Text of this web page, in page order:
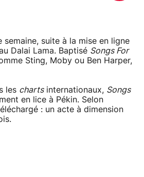
suite à la mise en ligne
Dalai Lama. Baptisé Songs For
Sting, Moby ou Ben Harper,
les chartsinternationaux, Songs
en lice à Pékin. Selon
: un acte à dimension